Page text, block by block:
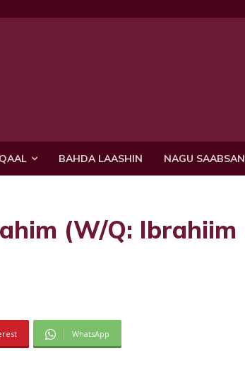
BAHDA LAASHIN NAGU SAABSAN
(W/Q: Ibrahiim
WhatsApp